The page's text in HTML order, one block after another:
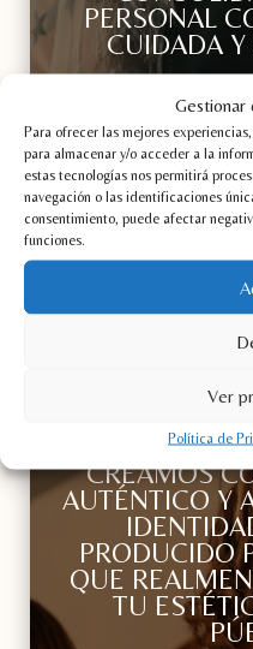
Gestionar
Para ofrecer las mejores
para almacenar y/o acceder a la
estas tecnologías nos permitirá
navegación o las identificaciones
consentimiento, puede afectar
funciones.
Ver
Política de
PERSONAL
CUIDADA Y
¡Me
CREAMOS
AUTÉNTICO Y
PRODUCIDO
QUE
TU